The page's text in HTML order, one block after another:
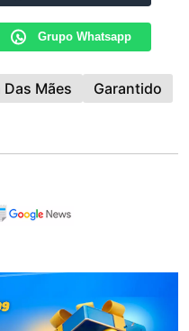
Grupo Whatsapp
Das Mães
Garantido